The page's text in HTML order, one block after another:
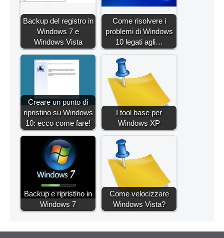
Backup del registro in
Windows 7 e
Windows Vista
Come risolvere i
problemi di Windows
10 legati agli…
Creare un punto di
ripristino su Windows
10: ecco come fare!
I tool base per
Windows XP
Backup e ripristino in
Windows 7
Come velocizzare
Windows Vista?